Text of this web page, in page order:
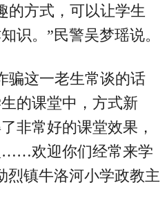
的方式，可以让学生
识。”民警吴梦瑶说。
骗这一老生常谈的话
的课堂中，方式新
非常好的课堂效果，
……欢迎你们经常来学
烈镇牛洛河小学政教主